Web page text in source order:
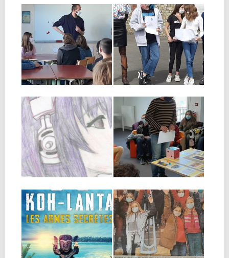
02.06.21
SENSIBILISATION
AUX DANGERS
SUR LES
RÉSEAUX
SOCIAUX
Tout au long de l’année, les
élèves des classes de 5eme...
▶
02.06.21
UNE JOURNÉE
AVEC
ENTREPRENDRE
POUR
APPRENDRE
Le vendredi 28 mai, les deux
classes de 5emes ont eu...
20.05.21
LE JOURNAL DU
COLLÈGE
Un atelier du collège propose
aux élèves de se transformer
en...
19.05.21
DÉFI-LECTURE
5EME
Le défi-lecture des 5B a eu
lieu le mardi 18 mai...
▶
30.03.21
UN ANCIEN ÉLÈVE
DU COLLÈGE À
KOH-LANTA !
Vincent était anciennement
élève au collège Saint-Joseph.
Après de multiples voyages...
12.01.21
DES COLLÉGIENS
ACTEURS DE LA
TRANSITION
AGROÉCOLOGIQU
E